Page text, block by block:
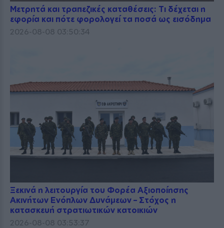
Μετρητά και τραπεζικές καταθέσεις: Τι δέχεται η
εφορία και πότε φορολογεί τα ποσά ως εισόδημα
2026-08-08 03:50:34
Ξεκινά η λειτουργία του Φορέα Αξιοποίησης
Ακινήτων Ενόπλων Δυνάμεων – Στόχος η
κατασκευή στρατιωτικών κατοικιών
2026-08-08 03:53:37